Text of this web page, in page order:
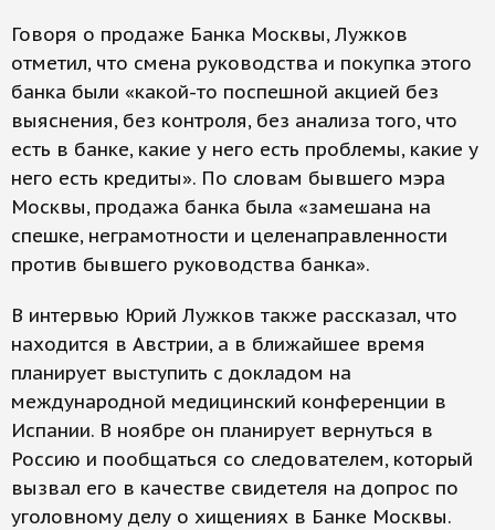
Говоря о продаже Банка Москвы, Лужков
отметил, что смена руководства и покупка этого
банка были «какой-то поспешной акцией без
выяснения, без контроля, без анализа того, что
есть в банке, какие у него есть проблемы, какие у
него есть кредиты». По словам бывшего мэра
Москвы, продажа банка была «замешана на
спешке, неграмотности и целенаправленности
против бывшего руководства банка».
В интервью Юрий Лужков также рассказал, что
находится в Австрии, а в ближайшее время
планирует выступить с докладом на
международной медицинский конференции в
Испании. В ноябре он планирует вернуться в
Россию и пообщаться со следователем, который
вызвал его в качестве свидетеля на допрос по
уголовному делу о хищениях в Банке Москвы.